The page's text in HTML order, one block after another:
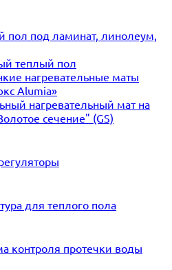
пол под ламинат, линолеум,
теплый пол
нагревательные маты
Alumia»
нагревательный мат на
сечение" (GS)
для теплого пола
контроля протечки воды